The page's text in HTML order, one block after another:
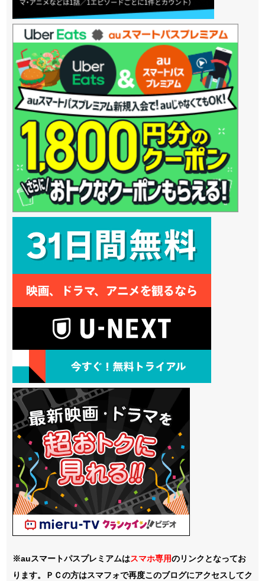
※auスマートパスプレミアムはスマホ専用のリンクとなってお
ります。ＰＣの方はスマフォで再度このブログにアクセスしてク